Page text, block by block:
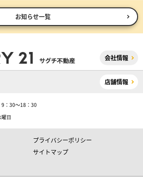
お知らせ一覧
会社情報
店舗情報
：30～18：30
日
プライバシーポリシー
サイトマップ